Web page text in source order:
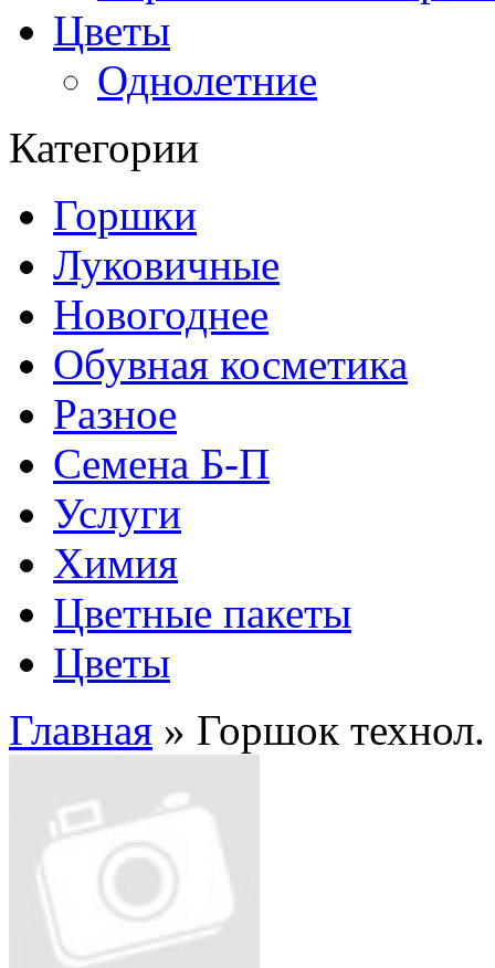
Цветы
Однолетние
Категории
Горшки
Луковичные
Новогоднее
Обувная косметика
Разное
Семена Б-П
Услуги
Химия
Цветные пакеты
Цветы
Главная » Горшок